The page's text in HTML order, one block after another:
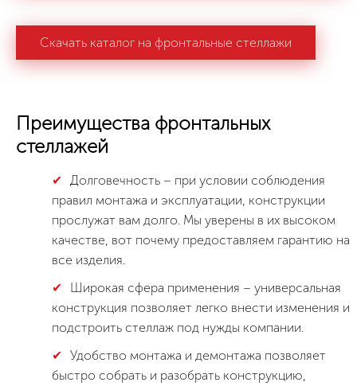
Скачать каталог на фронтальные стеллажи
Преимущества фронтальных
стеллажей
Долговечность – при условии соблюдения
правил монтажа и эксплуатации, конструкции
прослужат вам долго. Мы уверены в их высоком
качестве, вот почему предоставляем гарантию на
все изделия.
Широкая сфера применения – универсальная
конструкция позволяет легко внести изменения и
подстроить стеллаж под нужды компании.
Удобство монтажа и демонтажа позволяет
быстро собрать и разобрать конструкцию,